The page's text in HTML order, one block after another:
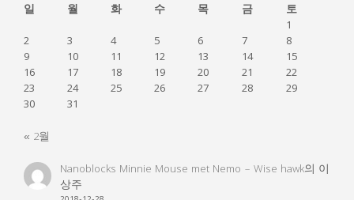
일
월 화 수 목 금
토
1
2
3 4 5 6 7
8
9
10 11 12 13 14
15
16
17 18 19 20 21
22
23
24 25 26 27 28
29
30
31
« 2월
Nanoblocks Minnie Mouse met Nemo – Wise hawk의 이
상주